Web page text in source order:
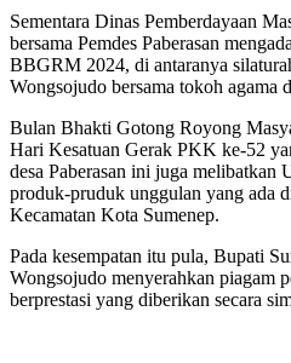
Sementara Dinas Pemberdayaan
bersama Pemdes Paberasan
BBGRM 2024, di antaranya
Wongsojudo bersama tokoh agama
Bulan Bhakti Gotong Royong
Hari Kesatuan Gerak PKK ke-52
desa Paberasan ini juga melibatkan
produk-pruduk unggulan yang ada
Kecamatan Kota Sumenep.
Pada kesempatan itu pula, Bupati
Wongsojudo menyerahkan piagam
berprestasi yang diberikan secara